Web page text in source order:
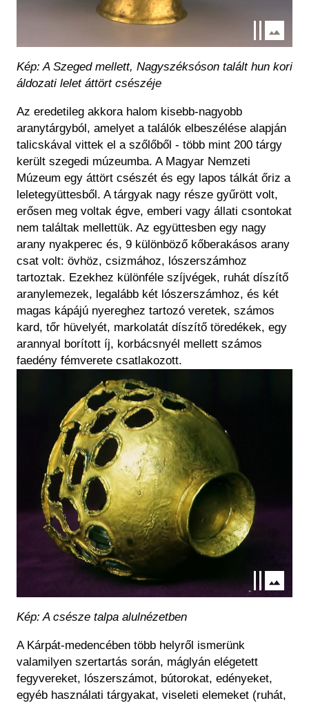
Kép: A Szeged mellett, Nagyszéksóson talált hun kori
áldozati lelet áttört csészéje
Az eredetileg akkora halom kisebb-nagyobb
aranytárgyból, amelyet a találók elbeszélése alapján
talicskával vittek el a szőlőből - több mint 200 tárgy
került szegedi múzeumba. A Magyar Nemzeti
Múzeum egy áttört csészét és egy lapos tálkát őriz a
leletegyüttesből. A tárgyak nagy része gyűrött volt,
erősen meg voltak égve, emberi vagy állati csontokat
nem találtak mellettük. Az együttesben egy nagy
arany nyakperec és, 9 különböző kőberakásos arany
csat volt: övhöz, csizmához, lószerszámhoz
tartoztak. Ezekhez különféle szíjvégek, ruhát díszítő
aranylemezek, legalább két lószerszámhoz, és két
magas kápájú nyereghez tartozó veretek, számos
kard, tőr hüvelyét, markolatát díszítő töredékek, egy
arannyal borított íj, korbácsnyél mellett számos
faedény fémverete csatlakozott.
Kép: A csésze talpa alulnézetben
A Kárpát-medencében több helyről ismerünk
valamilyen szertartás során, máglyán elégetett
fegyvereket, lószerszámot, bútorokat, edényeket,
egyéb használati tárgyakat, viseleti elemeket (ruhát,